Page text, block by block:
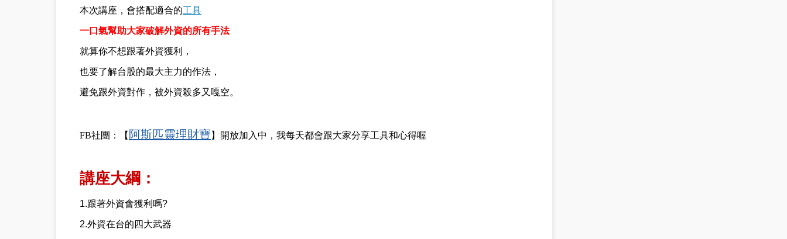
本次講座，會搭配適合的工具
一口氣幫助大家破解外資的所有手法
就算你不想跟著外資獲利，
也要了解台股的最大主力的作法，
避免跟外資對作，被外資殺多又嘎空。
FB社團：【 阿斯匹靈理財寶 】開放加入中，我每天都會跟大家分享工具和心得喔
講座大綱：
1.跟著外資會獲利嗎?
2.外資在台的四大武器